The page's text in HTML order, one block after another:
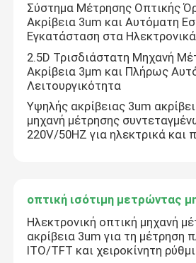
Σύστημα Μέτρησης Οπτικής
Ακρίβεια 3um και Αυτόματη
Εγκατάσταση στα Ηλεκτρονικά
2.5D Τρισδιάστατη Μηχανή
Ακρίβεια 3μm και Πλήρως
Λειτουργικότητα
Υψηλής ακρίβειας 3um
μηχανή μέτρησης
220V/50HZ για ηλεκτρικά και
οπτική ισότιμη μετρώντας
Ηλεκτρονική οπτική μηχανή
ακρίβεια 3um για τη μέτρηση
ITO/TFT και χειροκίνητη